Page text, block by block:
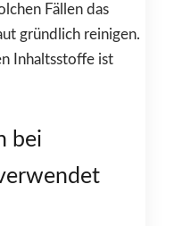
Fällen das
gründlich reinigen.
Inhaltsstoffe ist
bei